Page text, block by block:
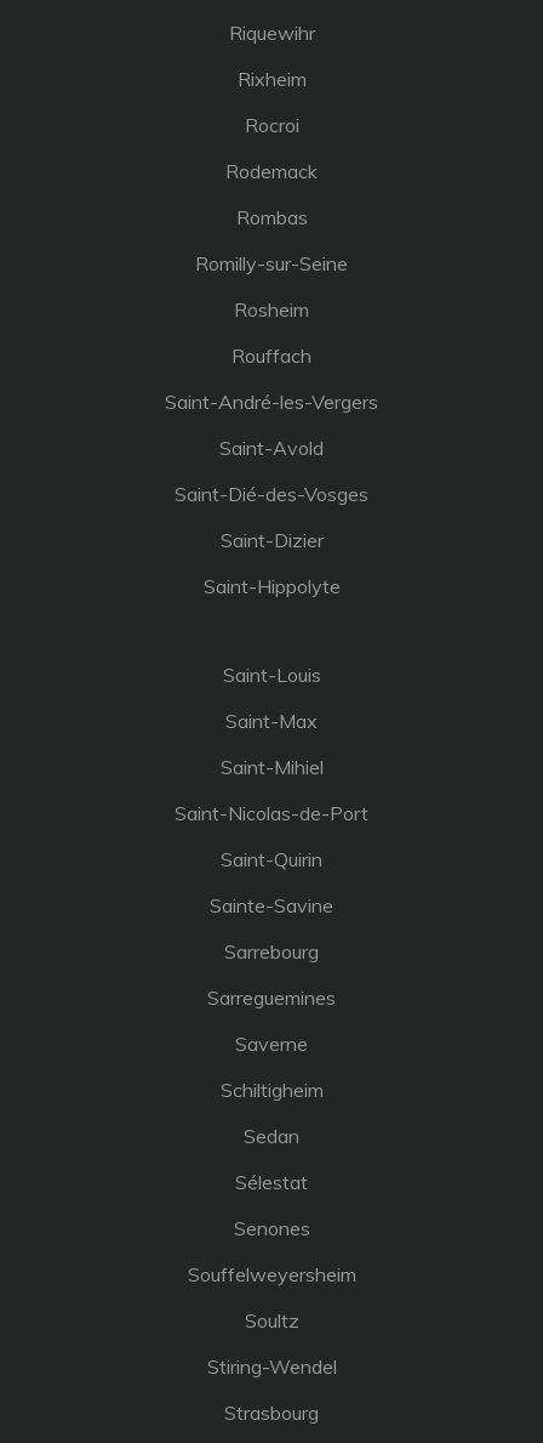
Riquewihr
Rixheim
Rocroi
Rodemack
Rombas
Romilly-sur-Seine
Rosheim
Rouffach
Saint-André-les-Vergers
Saint-Avold
Saint-Dié-des-Vosges
Saint-Dizier
Saint-Hippolyte
Saint-Louis
Saint-Max
Saint-Mihiel
Saint-Nicolas-de-Port
Saint-Quirin
Sainte-Savine
Sarrebourg
Sarreguemines
Saverne
Schiltigheim
Sedan
Sélestat
Senones
Souffelweyersheim
Soultz
Stiring-Wendel
Strasbourg